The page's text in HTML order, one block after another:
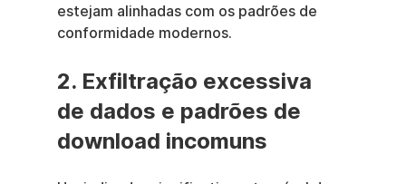
estejam alinhadas com os padrões de
conformidade modernos.
2. Exfiltração excessiva
de dados e padrões de
download incomuns